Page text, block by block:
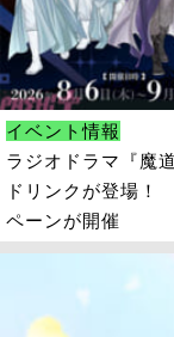
イベント情報
ラジオドラマ『魔
ドリンクが登場！
ペーンが開催